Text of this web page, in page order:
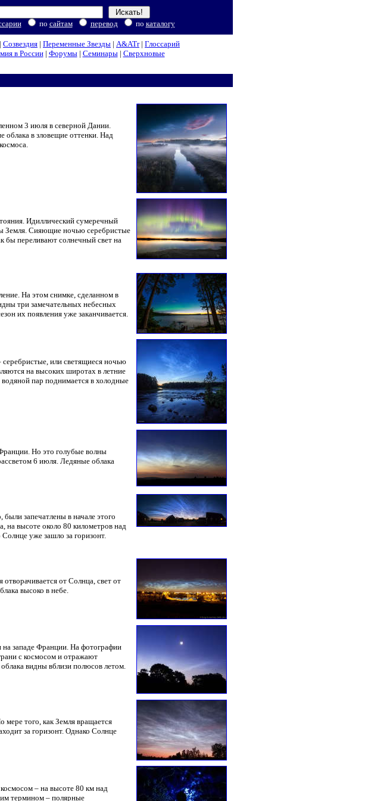
по сайтам перевод по каталогу
| Созвездия | Переменные Звезды | A&ATr| Глоссарий
в России| Форумы| Семинары| Сверхновые
3 июля в северной Дании.
облака в зловещие оттенки. Над
Идиллический сумеречный
Земля. Сияющие ночью серебристые
бы переливают солнечный свет на
На этом снимке, сделанном в
три замечательных небесных
их появления уже заканчивается.
или светящиеся ночью
на высоких широтах в летние
пар поднимается в холодные
Но это голубые волны
6 июля. Ледяные облака
запечатлены в начале этого
на высоте около 80 километров над
уже зашло за горизонт.
от Солнца, свет от
высоко в небе.
западе Франции. На фотографии
с космосом и отражают
видны вблизи полюсов летом.
мере того, как Земля вращается
за горизонт. Однако Солнце
– на высоте 80 км над
термином – полярные